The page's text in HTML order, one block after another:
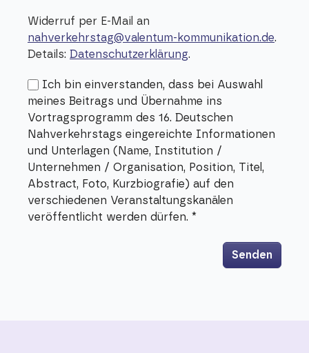
Widerruf per E-Mail an
nahverkehrstag@valentum-kommunikation.de.
Details: Datenschutzerklärung.
Ich bin einverstanden, dass bei Auswahl
meines Beitrags und Übernahme ins
Vortragsprogramm des 16. Deutschen
Nahverkehrstags eingereichte Informationen
und Unterlagen (Name, Institution /
Unternehmen / Organisation, Position, Titel,
Abstract, Foto, Kurzbiografie) auf den
verschiedenen Veranstaltungskanälen
veröffentlicht werden dürfen. *
Senden